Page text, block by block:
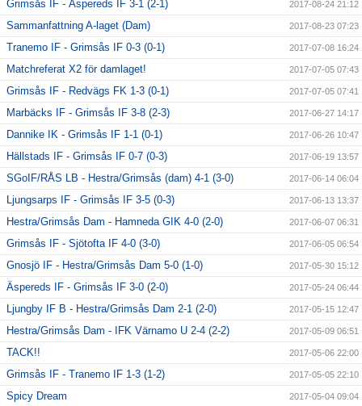
Grimsås IF - Äspereds IF 3-1 (2-1) 2017-08-24 21:12
Sammanfattning A-laget (Dam) 2017-08-23 07:23
Tranemo IF - Grimsås IF 0-3 (0-1) 2017-07-08 16:24
Matchreferat X2 för damlaget! 2017-07-05 07:43
Grimsås IF - Redvägs FK 1-3 (0-1) 2017-07-05 07:41
Marbäcks IF - Grimsås IF 3-8 (2-3) 2017-06-27 14:17
Dannike IK - Grimsås IF 1-1 (0-1) 2017-06-26 10:47
Hällstads IF - Grimsås IF 0-7 (0-3) 2017-06-19 13:57
SGoIF/RÅS LB - Hestra/Grimsås (dam) 4-1 (3-0) 2017-06-14 06:04
Ljungsarps IF - Grimsås IF 3-5 (0-3) 2017-06-13 13:37
Hestra/Grimsås Dam - Hamneda GIK 4-0 (2-0) 2017-06-07 06:31
Grimsås IF - Sjötofta IF 4-0 (3-0) 2017-06-05 06:54
Gnosjö IF - Hestra/Grimsås Dam 5-0 (1-0) 2017-05-30 15:12
Äspereds IF - Grimsås IF 3-0 (2-0) 2017-05-24 06:44
Ljungby IF B - Hestra/Grimsås Dam 2-1 (2-0) 2017-05-15 12:47
Hestra/Grimsås Dam - IFK Värnamo U 2-4 (2-2) 2017-05-09 06:51
TACK!! 2017-05-06 22:00
Grimsås IF - Tranemo IF 1-3 (1-2) 2017-05-05 22:10
Spicy Dream 2017-05-04 09:04